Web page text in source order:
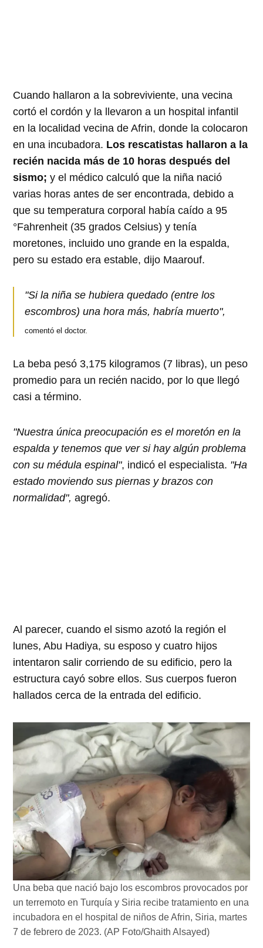
Cuando hallaron a la sobreviviente, una vecina
cortó el cordón y la llevaron a un hospital infantil
en la localidad vecina de Afrin, donde la colocaron
en una incubadora. Los rescatistas hallaron a la
recién nacida más de 10 horas después del
sismo; y el médico calculó que la niña nació
varias horas antes de ser encontrada, debido a
que su temperatura corporal había caído a 95
°Fahrenheit (35 grados Celsius) y tenía
moretones, incluido uno grande en la espalda,
pero su estado era estable, dijo Maarouf.
"Si la niña se hubiera quedado (entre los
escombros) una hora más, habría muerto",
comentó el doctor.
La beba pesó 3,175 kilogramos (7 libras), un peso
promedio para un recién nacido, por lo que llegó
casi a término.
"Nuestra única preocupación es el moretón en la
espalda y tenemos que ver si hay algún problema
con su médula espinal", indicó el especialista. "Ha
estado moviendo sus piernas y brazos con
normalidad", agregó.
Al parecer, cuando el sismo azotó la región el
lunes, Abu Hadiya, su esposo y cuatro hijos
intentaron salir corriendo de su edificio, pero la
estructura cayó sobre ellos. Sus cuerpos fueron
hallados cerca de la entrada del edificio.
Una beba que nació bajo los escombros provocados por
un terremoto en Turquía y Siria recibe tratamiento en una
incubadora en el hospital de niños de Afrin, Siria, martes
7 de febrero de 2023. (AP Foto/Ghaith Alsayed)